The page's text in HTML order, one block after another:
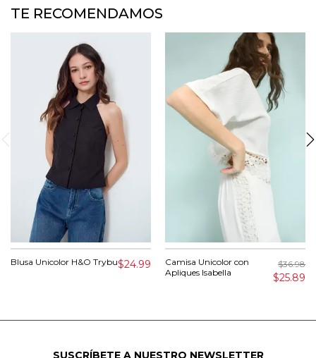
TE RECOMENDAMOS
Blusa Unicolor H&O Trybu$24.99
Camisa Unicolor con
Apliques Isabella
$36.98
$25.89
SUSCRÍBETE A NUESTRO NEWSLETTER